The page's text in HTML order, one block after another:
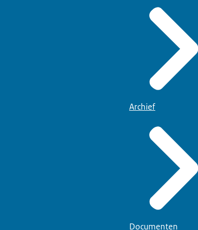
Archief
Documenten